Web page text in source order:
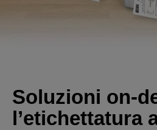
Soluzioni on-
l’etichettatura